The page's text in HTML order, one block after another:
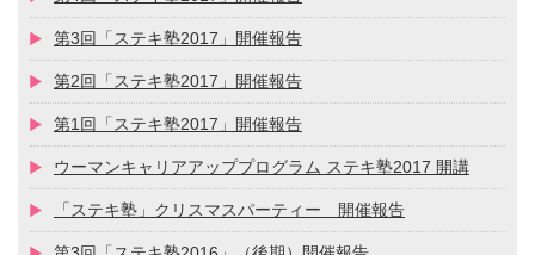
第3回「ステキ塾2017」開催報告
第2回「ステキ塾2017」開催報告
第1回「ステキ塾2017」開催報告
ウーマンキャリアアッププログラム ステキ塾2017 開講
「ステキ塾」クリスマスパーティー 開催報告